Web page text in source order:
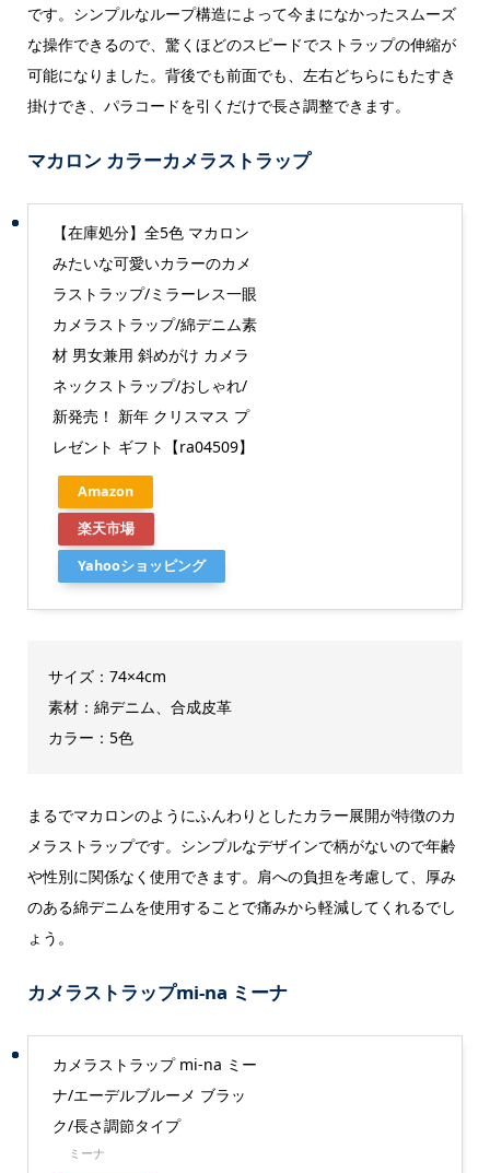
です。シンプルなループ構造によって今まになかったスムーズ
な操作できるので、驚くほどのスピードでストラップの伸縮が
可能になりました。背後でも前面でも、左右どちらにもたすき
掛けでき、パラコードを引くだけで長さ調整できます。
マカロン カラーカメラストラップ
【在庫処分】全5色 マカロン
みたいな可愛いカラーのカメ
ラストラップ/ミラーレス一眼
カメラストラップ/綿デニム素
材 男女兼用 斜めがけ カメラ
ネックストラップ/おしゃれ/
新発売！ 新年 クリスマス プ
レゼント ギフト【ra04509】
Amazon
楽天市場
Yahooショッピング
サイズ：74×4cm
素材：綿デニム、合成皮革
カラー：5色
まるでマカロンのようにふんわりとしたカラー展開が特徴のカ
メラストラップです。シンプルなデザインで柄がないので年齢
や性別に関係なく使用できます。肩への負担を考慮して、厚み
のある綿デニムを使用することで痛みから軽減してくれるでし
ょう。
カメラストラップmi-na ミーナ
カメラストラップ mi-na ミー
ナ/エーデルブルーメ ブラッ
ク/長さ調節タイプ
ミーナ